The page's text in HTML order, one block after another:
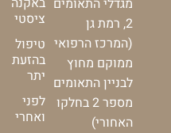
2, רמת גן
(המרכז הרפואי
ממוקם מחוץ
לבניין התאומים
מספר 2 בחלקו
האחורי)
ציסטי
טיפול
בהזעת
יתר
לפני
ואחרי